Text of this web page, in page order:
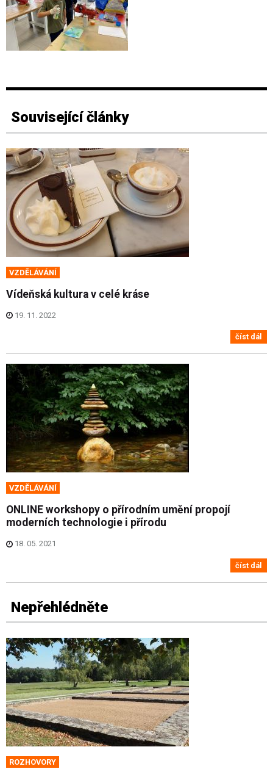
Související články
VZDĚLÁVÁNÍ
Vídeňská kultura v celé kráse
19. 11. 2022
číst dál
VZDĚLÁVÁNÍ
ONLINE workshopy o přírodním umění propojí
moderních technologie i přírodu
18. 05. 2021
číst dál
Nepřehlédněte
ROZHOVORY